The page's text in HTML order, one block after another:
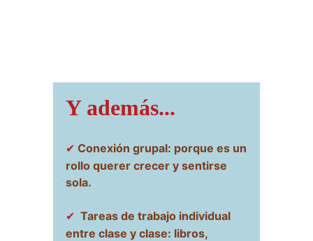
Y además...
✔ Conexión grupal: porque es un
rollo querer crecer y sentirse
sola.
✔ Tareas de trabajo individual
entre clase y clase: libros,